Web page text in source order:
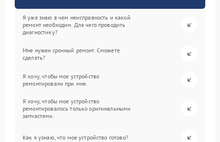
Я уже знаю в чем неисправность и какой
ремонт необходим. Для чего проводить
диагностику?
Мне нужен срочный ремонт. Сможете
сделать?
Я хочу, чтобы мое устройство
ремонтировали при мне.
Я хочу, чтобы мое устройство
ремонтировалось только оригинальными
запчастями.
Как я узнаю, что мое устройство готово?